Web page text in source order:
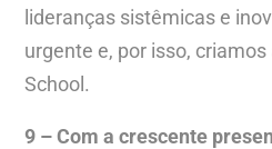
lideranças sistêmicas e
urgente e, por isso,
School.
9 – Com a crescente